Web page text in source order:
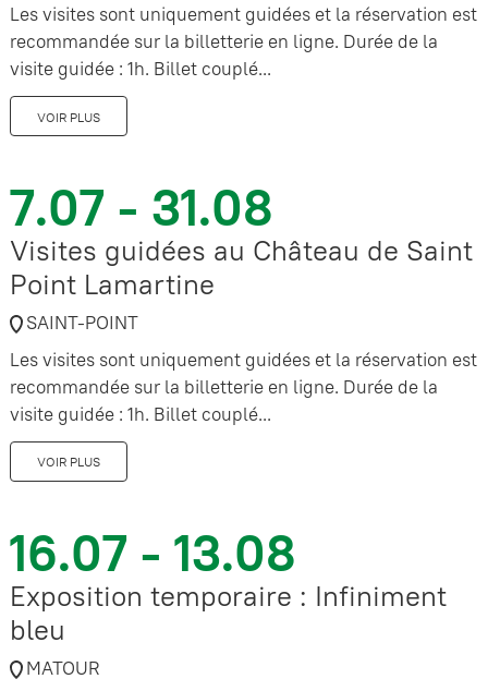
Les visites sont uniquement guidées et la réservation est
recommandée sur la billetterie en ligne. Durée de la
visite guidée : 1h. Billet couplé...
VOIR PLUS
7.07 - 31.08
Visites guidées au Château de Saint
Point Lamartine
SAINT-POINT
Les visites sont uniquement guidées et la réservation est
recommandée sur la billetterie en ligne. Durée de la
visite guidée : 1h. Billet couplé...
VOIR PLUS
16.07 - 13.08
Exposition temporaire : Infiniment
bleu
MATOUR